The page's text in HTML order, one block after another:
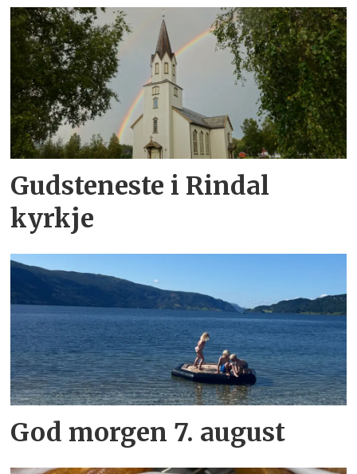
Gudsteneste i Rindal
kyrkje
God morgen 7. august